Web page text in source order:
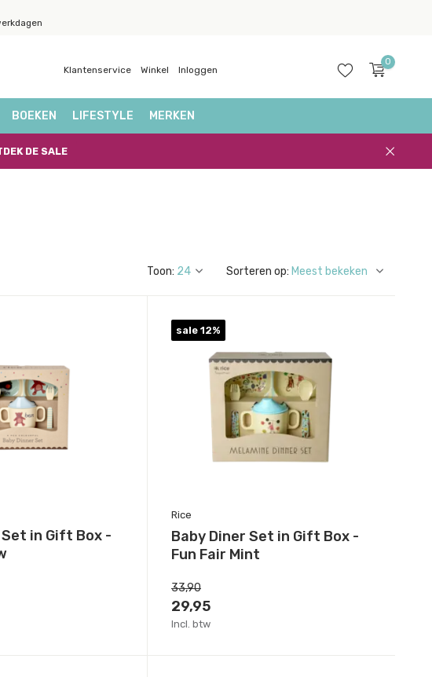
Klantenservice Winkel Inloggen
0
BOEKEN LIFESTYLE MERKEN
DE SALE
Toon: Sorteren op:
in Gift Box -
sale 12%
Rice
Baby Diner Set in Gift Box -
Fun Fair Mint
33,90
29,95
Incl. btw